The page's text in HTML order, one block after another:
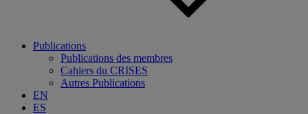
Publications
Publications des membres
Cahiers du CRISES
Autres Publications
EN
ES